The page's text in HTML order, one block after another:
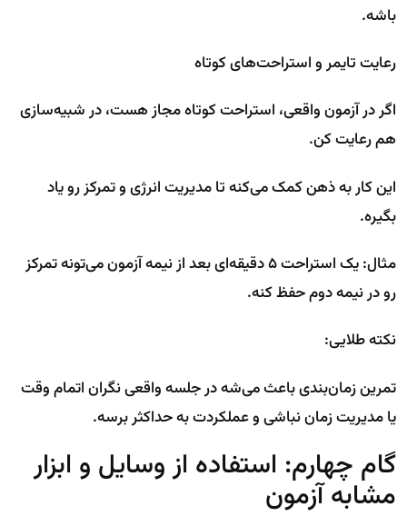
باشه.
رعایت تایمر و استراحت‌های کوتاه
اگر در آزمون واقعی، استراحت کوتاه مجاز هست، در شبیه‌سازی
هم رعایت کن.
این کار به ذهن کمک می‌کنه تا مدیریت انرژی و تمرکز رو یاد
بگیره.
مثال: یک استراحت ۵ دقیقه‌ای بعد از نیمه آزمون می‌تونه تمرکز
رو در نیمه دوم حفظ کنه.
نکته طلایی:
تمرین زمان‌بندی باعث می‌شه در جلسه واقعی نگران اتمام وقت
یا مدیریت زمان نباشی و عملکردت به حداکثر برسه.
گام چهارم: استفاده از وسایل و ابزار
مشابه آزمون